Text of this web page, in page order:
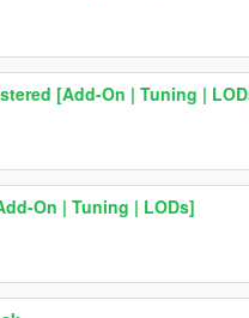
[Add-On | Tuning |
On | Tuning | LODs]